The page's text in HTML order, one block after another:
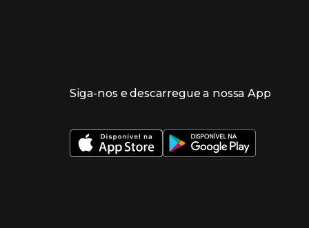
ventana)
ventana)
Siga-nos e descarregue a nossa App